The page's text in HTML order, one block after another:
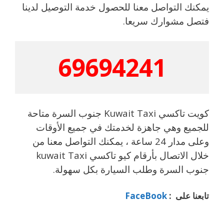
يمكنك التواصل معنا للحصول خدمة التوصيل لدينا
فتصل مشوارك سريعا.
69694241
كويت تاكسي Kuwait Taxi جنوب السرة متاحة
للجميع وهي جاهزة لخدمتك في جميع الأوقات
وعلى مدار 24 ساعة ، يمكنك التواصل معنا من
خلال الاتصال بأرقام كيو تاكسي kuwait Taxi
جنوب السرة وطلب السيارة بكل سهولة.
تابعنا على : FaceBook